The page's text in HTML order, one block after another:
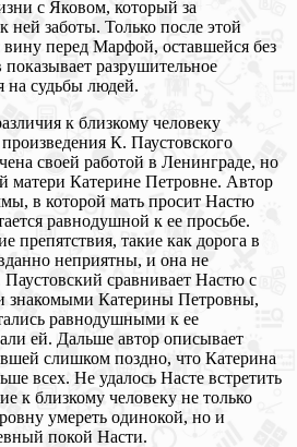
с Яковом, который за
ней заботы. Только после этой
вину перед Марфой, оставшейся без
разрушительное
на судьбы людей.
к близкому человеку
К. Паустовского
своей работой в Ленинграде, но
матери Катерине Петровне. Автор
в которой мать просит Настю
равнодушной к ее просьбе.
препятствия, такие как дорога в
неприятны, и она не
Паустовский сравнивает Настю с
знакомыми Катерины Петровны,
равнодушными к ее
ей. Дальше автор описывает
слишком поздно, что Катерина
всех. Не удалось Насте встретить
к близкому человеку не только
умереть одинокой, но и
покой Насти.